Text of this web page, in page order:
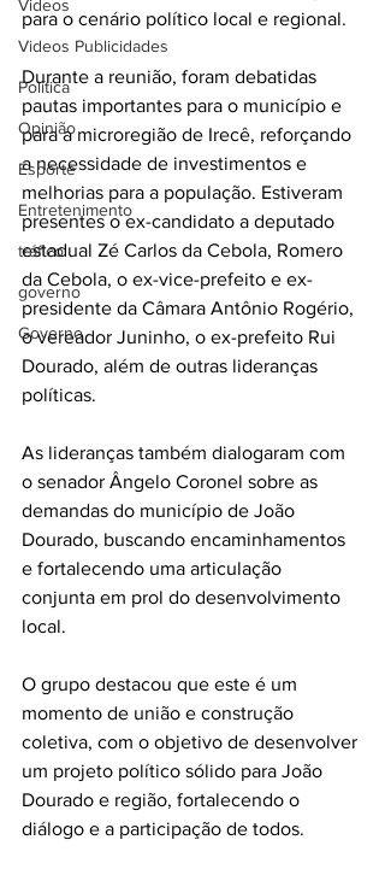
Videos
Videos Publicidades
Política
Opinião
Esporte
Entretenimento
tráfico
governo
Governo
para o cenário político local e regional.
Durante a reunião, foram debatidas
pautas importantes para o município e
para a microregião de Irecê, reforçando
a necessidade de investimentos e
melhorias para a população. Estiveram
presentes o ex-candidato a deputado
estadual Zé Carlos da Cebola, Romero
da Cebola, o ex-vice-prefeito e ex-
presidente da Câmara Antônio Rogério,
o vereador Juninho, o ex-prefeito Rui
Dourado, além de outras lideranças
políticas.
As lideranças também dialogaram com
o senador Ângelo Coronel sobre as
demandas do município de João
Dourado, buscando encaminhamentos
e fortalecendo uma articulação
conjunta em prol do desenvolvimento
local.
O grupo destacou que este é um
momento de união e construção
coletiva, com o objetivo de desenvolver
um projeto político sólido para João
Dourado e região, fortalecendo o
diálogo e a participação de todos.